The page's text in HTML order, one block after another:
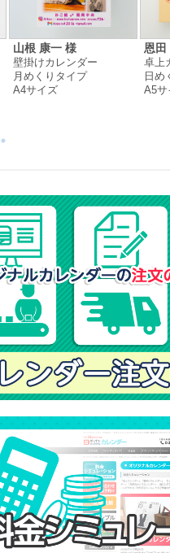
山根 康一 様
壁掛けカレンダー
月めくりタイプ
A4サイズ
恩田
卓上
日め
A5サ